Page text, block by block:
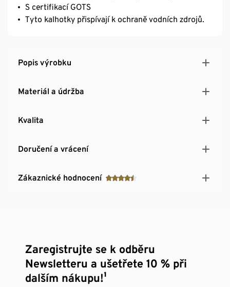
S certifikací GOTS
Tyto kalhotky přispívají k ochraně vodních zdrojů.
Popis výrobku
Materiál a údržba
Kvalita
Doručení a vrácení
Zákaznické hodnocení
Zaregistrujte se k odběru
Newsletteru a ušetřete 10 % při
dalším nákupu!¹